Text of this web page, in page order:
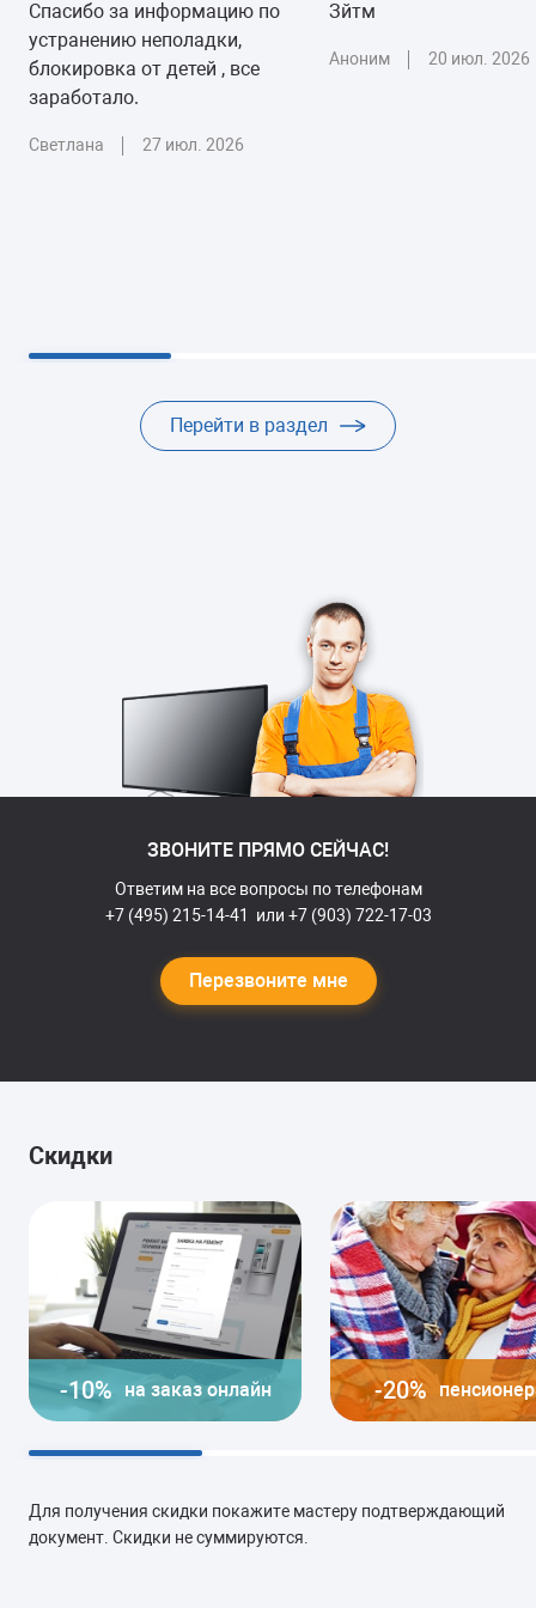
Настройка каналов
20-30 минут
Спасибо за информацию по
устранению неполадки,
блокировка от детей , все
заработало.
Светлана 27 июл. 2026
Зйтм
Аноним 20 июл. 2026
Перейти в раздел
ЗВОНИТЕ ПРЯМО СЕЙЧАС!
Ответим на все вопросы по телефонам
+7 (495) 215-14-41
или +7 (903) 722-17-03
Перезвоните мне
Скидки
-10% на заказ онлайн -20%
Для получения скидки покажите мастеру подтверждающий
документ. Скидки не суммируются.